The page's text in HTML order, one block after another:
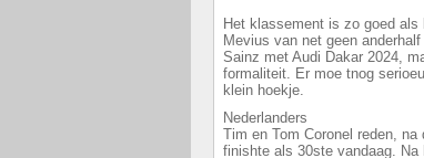
Het klassement is zo goed
Mevius van net geen
Sainz met Audi Dakar 2024,
formaliteit. Er moe tnog
klein hoekje.
Nederlanders
Tim en Tom Coronel reden,
finishte als 30ste vandaag.